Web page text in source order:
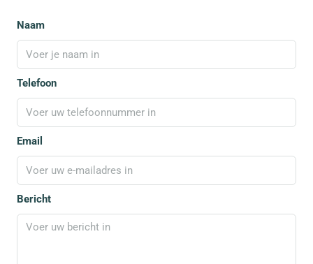
Naam
Telefoon
Email
Bericht